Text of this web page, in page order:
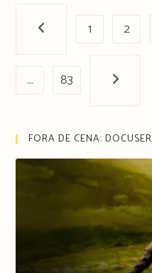
Página anterior
1 2
… 83 Próxima
FORA DE CENA: